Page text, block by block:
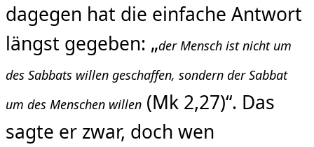
dagegen hat die einfache Antwort
längst gegeben: „der Mensch ist nicht um
des Sabbats willen geschaffen, sondern der Sabbat
um des Menschen willen (Mk 2,27)“. Das
sagte er zwar, doch wen